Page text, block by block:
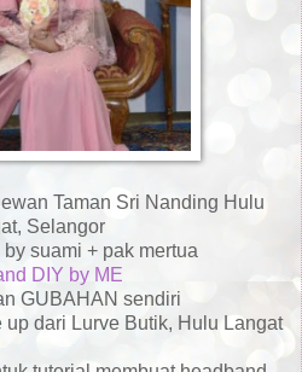
Taman Sri Nanding Hulu
Selangor
suami + pak mertua
DIY by ME
GUBAHAN sendiri
dari Lurve Butik, Hulu Langat